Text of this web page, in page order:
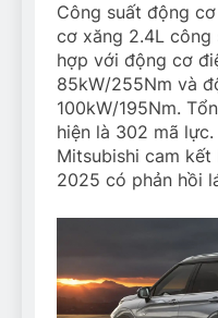
Công suất động
cơ xăng 2.4L công
hợp với động cơ
85kW/255Nm và
100kW/195Nm.
hiện là 302 mã
Mitsubishi cam
2025 có phản hồi